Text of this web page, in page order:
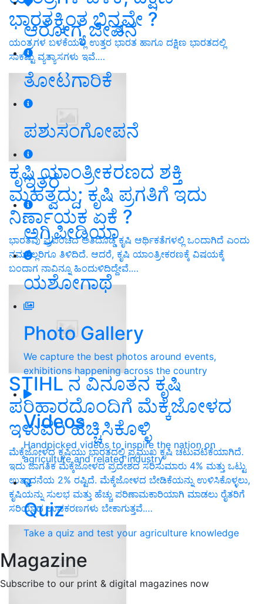
ಆರೋಗ್ಯ ಜೀವನ
ತೋಟಗಾರಿಕೆ
ಪಶುಸಂಗೋಪನೆ
ಇತರೆ
ಅಗ್ರಿಪೀಡಿಯಾ
ಯಶೋಗಾಥೆ
Photo Gallery
We capture the best photos around events,
exhibitions happening across the country
Videos
Handpicked videos to inspire the nation on
agriculture and related industry
Quiz
Take a quiz and test your agriculture knowledge
Magazine
Subscribe to our print & digital magazines now
ಭಾರತಕ್ಕಿಂತ ಭಿನ್ನವೇ ?
ಯಂತ್ರಗಳ ಬಳಕೆಯಲ್ಲಿ ಉತ್ತರ ಭಾರತ ಹಾಗೂ ದಕ್ಷಿಣ ಭಾರತದಲ್ಲಿ
ಸಾಕಷ್ಟು ವ್ಯತ್ಯಾಸಗಳು ಇವೆ.…
ಕೃಷಿ ಯಾಂತ್ರೀಕರಣದ ಶಕ್ತಿ
ಮಹತ್ವದ್ದು; ಕೃಷಿ ಪ್ರಗತಿಗೆ ಇದು
ನಿರ್ಣಾಯಕ ಏಕೆ ?
ಭಾರತವು ಪ್ರಪಂಚದ ಅತಿದೊಡ್ಡ ಕೃಷಿ ಆರ್ಥಿಕತೆಗಳಲ್ಲಿ ಒಂದಾಗಿದೆ ಎಂದು
ನಮಗೆಲ್ಲರಿಗೂ ತಿಳಿದಿದೆ. ಆದರೆ, ಕೃಷಿ ಯಾಂತ್ರೀಕರಣಕ್ಕೆ ವಿಷಯಕ್ಕೆ
ಬಂದಾಗ ನಾವಿನ್ನೂ ಹಿಂದುಳಿದಿದ್ದೇವೆ.…
STIHL ನ ವಿನೂತನ ಕೃಷಿ
ಪರಿಹಾರದೊಂದಿಗೆ ಮೆಕ್ಕೆಜೋಳದ
ಇಳುವರಿ ಹೆಚ್ಚಿಸಿಕೊಳ್ಳಿ
ಮೆಕ್ಕೆಜೋಳದ ಕೃಷಿಯು ಭಾರತದಲ್ಲಿ ಪ್ರಮುಖ ಕೃಷಿ ಚಟುವಟಿಕೆಯಾಗಿದೆ.
ಇದು ಜಾಗತಿಕ ಮೆಕ್ಕೆಜೋಳದ ಪ್ರದೇಶದ ಸರಿಸುಮಾರು 4% ಮತ್ತು ಒಟ್ಟು
ಉತ್ಪಾದನೆಯ 2% ರಷ್ಟಿದೆ. ಮೆಕ್ಕೆಜೋಳದ ಬೇಡಿಕೆಯನ್ನು ಉಳಿಸಿಕೊಳ್ಳಲು,
ಕೃಷಿಯನ್ನು ಸುಲಭ ಮತ್ತು ಹೆಚ್ಚು ಪರಿಣಾಮಕಾರಿಯಾಗಿ ಮಾಡಲು ರೈತರಿಗೆ
ಸರಿಯಾದ ಉಪಕರಣಗಳು ಬೇಕಾಗುತ್ತವೆ.…